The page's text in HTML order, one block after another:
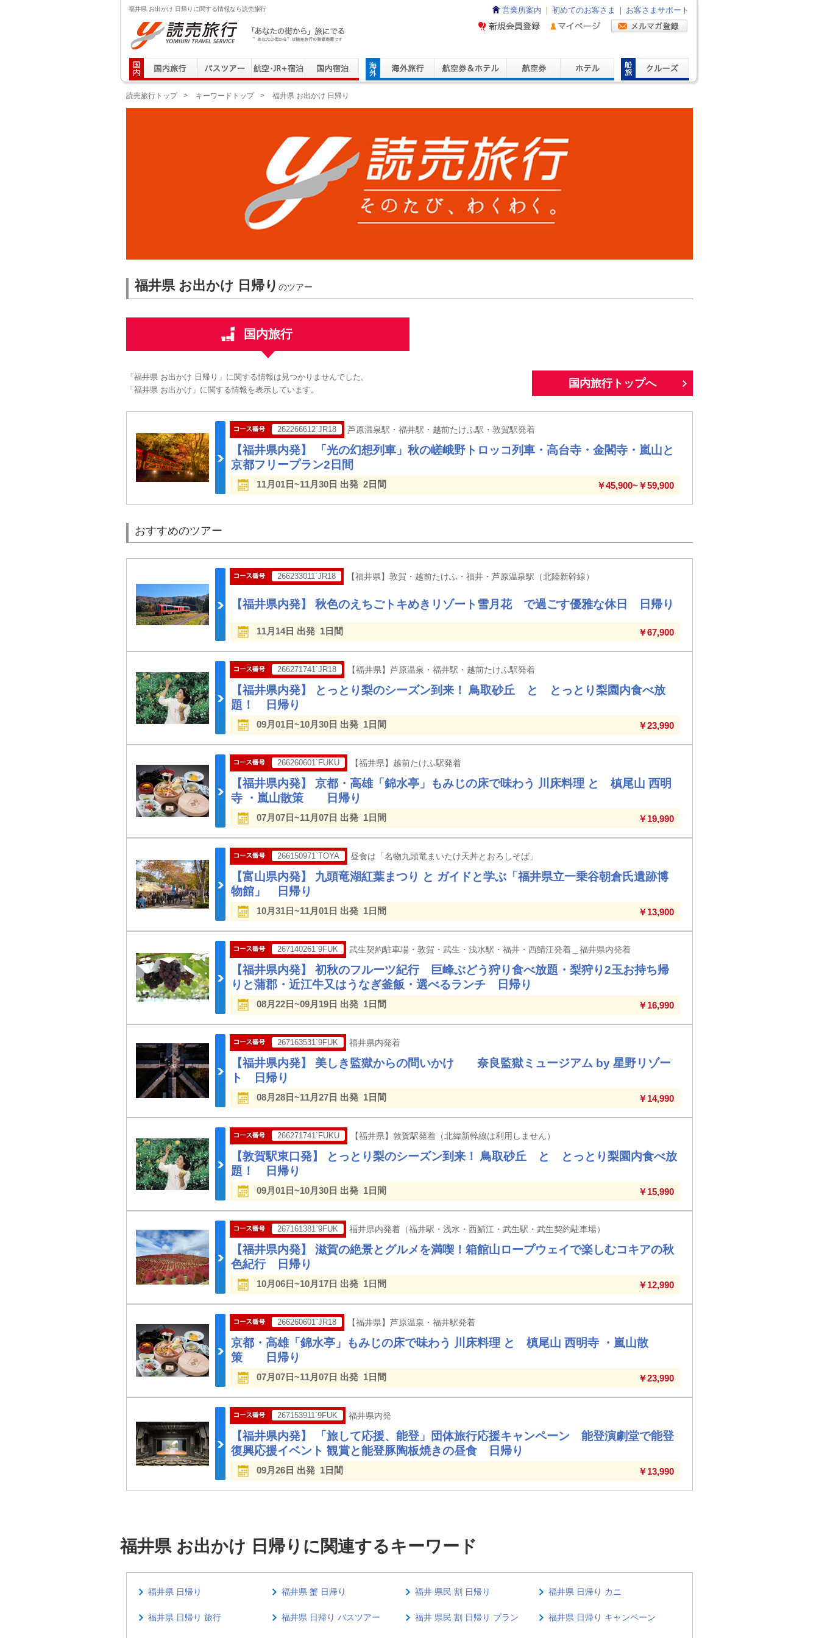
福井県 お出かけ 日帰りに関する情報なら読売旅行
読売旅行 「あなたの街から」旅にでる｜Yomiuri Travel Service
営業所案内 初めてのお客さま お客さまサポート
読売旅行トップ > キーワードトップ > 福井県 お出かけ 日帰り
福井県 お出かけ 日帰り のツアー
国内旅行
「福井県 お出かけ 日帰り」に関する情報は見つかりませんでした。
「福井県 お出かけ」に関する情報を表示しています。
国内旅行トップへ
262266612`JR18 芦原温泉駅・福井駅・越前たけふ駅・敦賀駅発着
【福井県内発】 「光の幻想列車」秋の嵯峨野トロッコ列車・高台寺・金閣寺・嵐山と
京都フリープラン2日間
11月01日~11月30日 出発 2日間 ￥45,900~￥59,900
おすすめのツアー
266233011`JR18 【福井県】敦賀・越前たけふ・福井・芦原温泉駅（北陸新幹線）
【福井県内発】 秋色のえちごトキめきリゾート雪月花 で過ごす優雅な休日 日帰り
11月14日 出発 1日間 ￥67,900
266271741`JR18 【福井県】芦原温泉・福井駅・越前たけふ駅発着
【福井県内発】 とっとり梨のシーズン到来！ 鳥取砂丘 と とっとり梨園内食べ放
題！ 日帰り
09月01日~10月30日 出発 1日間 ￥23,990
266260601`FUKU 【福井県】越前たけふ駅発着
【福井県内発】 京都・高雄「錦水亭」もみじの床で味わう 川床料理 と 槙尾山 西明
寺 ・嵐山散策 日帰り
07月07日~11月07日 出発 1日間 ￥19,990
266150971`TOYA 昼食は「名物九頭竜まいたけ天丼とおろしそば」
【富山県内発】 九頭竜湖紅葉まつり と ガイドと学ぶ「福井県立一乗谷朝倉氏遺跡博
物館」 日帰り
10月31日~11月01日 出発 1日間 ￥13,900
267140261`9FUK 武生契約駐車場・敦賀・武生・浅水駅・福井・西鯖江発着＿福井県内発着
【福井県内発】 初秋のフルーツ紀行 巨峰ぶどう狩り食べ放題・梨狩り2玉お持ち帰
りと蒲郡・近江牛又はうなぎ釜飯・選べるランチ 日帰り
08月22日~09月19日 出発 1日間 ￥16,990
267163531`9FUK 福井県内発着
【福井県内発】 美しき監獄からの問いかけ 奈良監獄ミュージアム by 星野リゾー
ト 日帰り
08月28日~11月27日 出発 1日間 ￥14,990
266271741`FUKU 【福井県】敦賀駅発着（北緯新幹線は利用しません）
【敦賀駅東口発】 とっとり梨のシーズン到来！ 鳥取砂丘 と とっとり梨園内食べ放
題！ 日帰り
09月01日~10月30日 出発 1日間 ￥15,990
267161381`9FUK 福井県内発着（福井駅・浅水・西鯖江・武生駅・武生契約駐車場）
【福井県内発】 滋賀の絶景とグルメを満喫！箱館山ロープウェイで楽しむコキアの秋
色紀行 日帰り
10月06日~10月17日 出発 1日間 ￥12,990
266260601`JR18 【福井県】芦原温泉・福井駅発着
京都・高雄「錦水亭」もみじの床で味わう 川床料理 と 槙尾山 西明寺 ・嵐山散
策 日帰り
07月07日~11月07日 出発 1日間 ￥23,990
267153911`9FUK 福井県内発
【福井県内発】 「旅して応援、能登」団体旅行応援キャンペーン 能登演劇堂で能登
復興応援イベント 観賞と能登豚陶板焼きの昼食 日帰り
09月26日 出発 1日間 ￥13,990
福井県 お出かけ 日帰りに関連するキーワード
福井県 日帰り 福井県 蟹 日帰り 福井 県民 割 日帰り 福井県 日帰り カニ
福井県 日帰り 旅行 福井県 日帰り バスツアー 福井 県民 割 日帰り プラン 福井県 日帰り キャンペーン